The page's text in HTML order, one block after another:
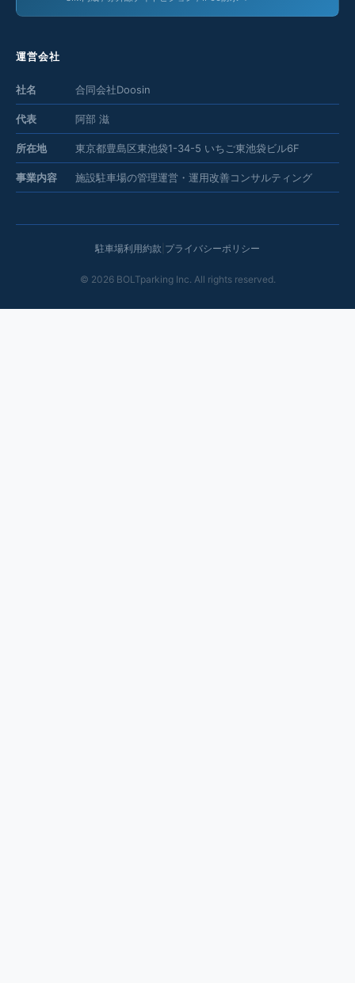
運営会社
社名 合同会社Doosin
代表 阿部 滋
所在地 東京都豊島区東池袋1-34-5 いちご東池袋ビル6F
事業内容 施設駐車場の管理運営・運用改善コンサルティング
駐車場利用約款 プライバシーポリシー
© 2026BOLTparking Inc. All rights reserved.